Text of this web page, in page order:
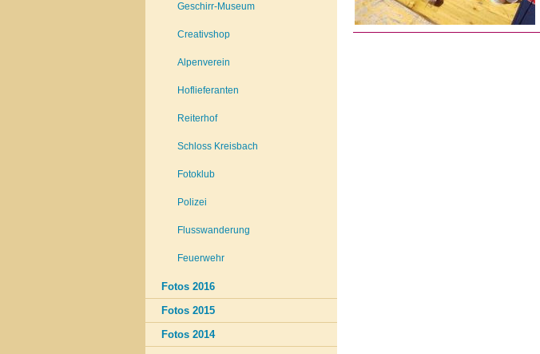
Geschirr-Museum
Creativshop
Alpenverein
Hoflieferanten
Reiterhof
Schloss Kreisbach
Fotoklub
Polizei
Flusswanderung
Feuerwehr
Fotos 2016
Fotos 2015
Fotos 2014